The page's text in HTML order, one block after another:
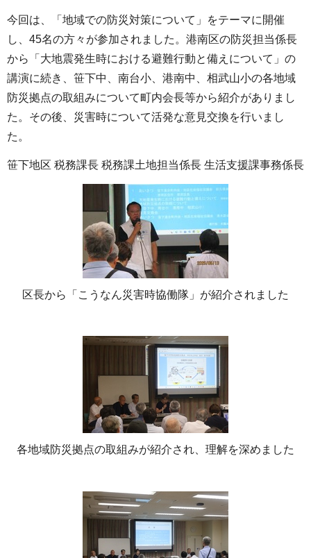
今回は、「地域での防災対策について」をテーマに開催
し、45名の方々が参加されました。港南区の防災担当係長
から「大地震発生時における避難行動と備えについて」の
講演に続き、笹下中、南台小、港南中、相武山小の各地域
防災拠点の取組みについて町内会長等から紹介がありまし
た。その後、災害時について活発な意見交換を行いまし
た。
笹下地区 税務課長 税務課土地担当係長 生活支援課事務係長
区長から「こうなん災害時協働隊」が紹介されました
各地域防災拠点の取組みが紹介され、理解を深めました